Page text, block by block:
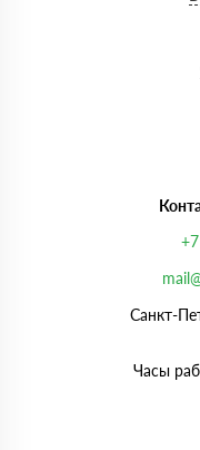
Санкт-
Часы